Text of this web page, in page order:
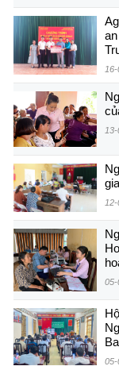
13-
12-
05-
05-